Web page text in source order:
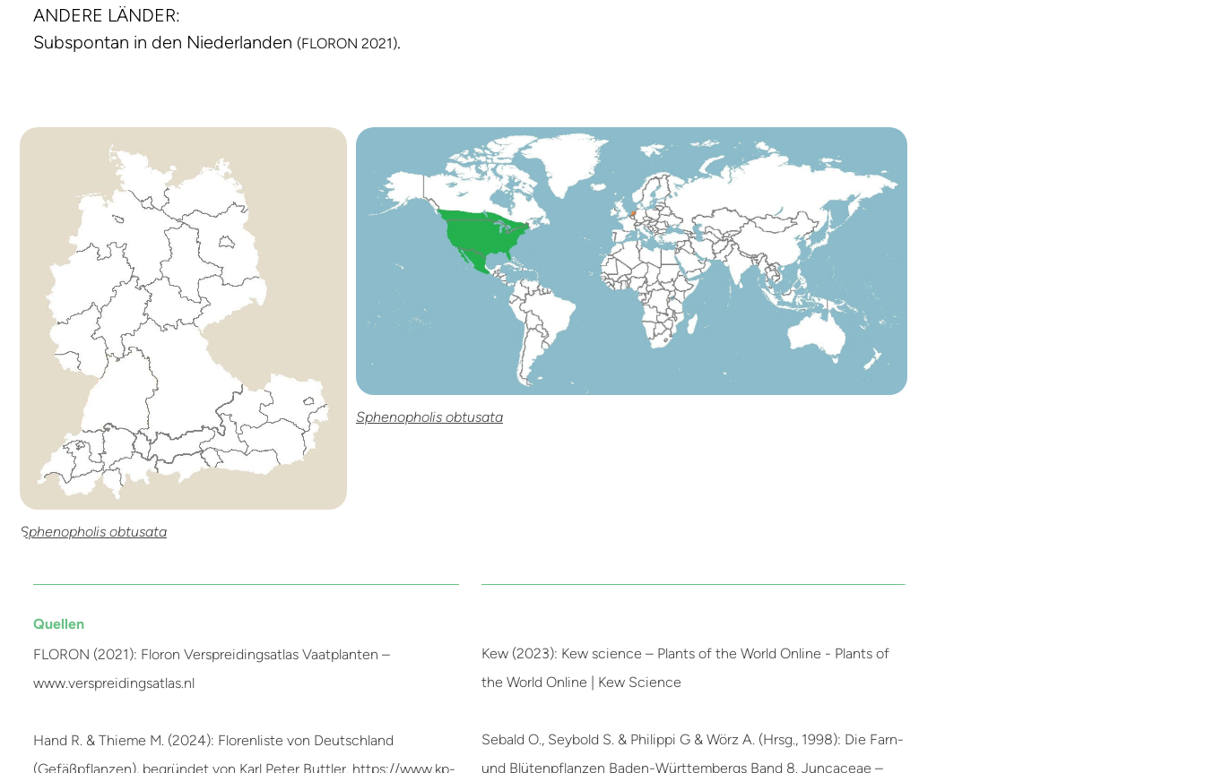
ANDERE LÄNDER:
Subspontan in den Niederlanden (FLORON 2021).
Sphenopholis obtusata
Sphenopholis obtusata
Quellen
FLORON (2021): Floron Verspreidingsatlas Vaatplanten –
www.verspreidingsatlas.nl
Hand R. & Thieme M. (2024): Florenliste von Deutschland
(Gefäßpflanzen), begründet von Karl Peter Buttler. https://www.kp-
Kew (2023): Kew science – Plants of the World Online - Plants of
the World Online | Kew Science
Sebald O., Seybold S. & Philippi G & Wörz A. (Hrsg., 1998): Die Farn-
und Blütenpflanzen Baden-Württembergs Band 8. Juncaceae –